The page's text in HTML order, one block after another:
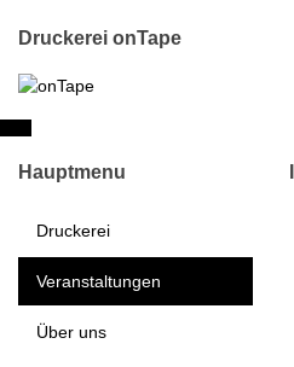
Druckerei onTape
Hauptmenu
Druckerei
Veranstaltungen
Über uns